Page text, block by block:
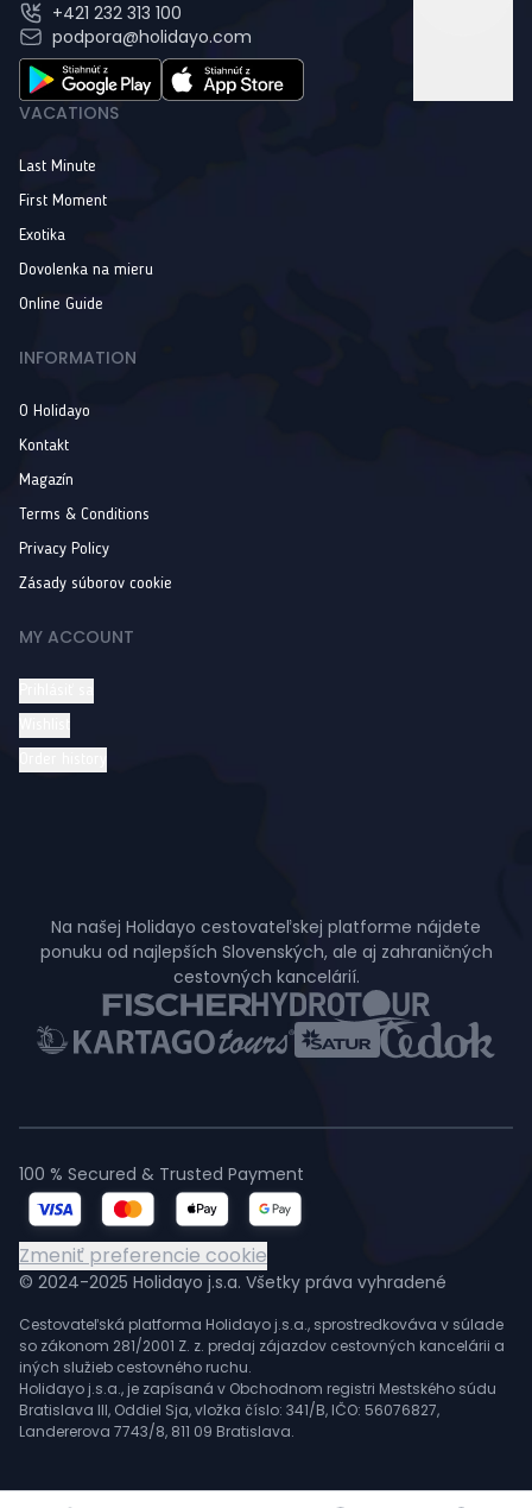
+421 232 313 100
podpora@holidayo.com
VACATIONS
Last Minute
First Moment
Exotika
Dovolenka na mieru
Online Guide
INFORMATION
O Holidayo
Kontakt
Magazín
Terms & Conditions
Privacy Policy
Zásady súborov cookie
MY ACCOUNT
Na našej Holidayo cestovateľskej platforme nájdete
ponuku od najlepších Slovenských, ale aj zahraničných
cestovných kancelárií.
© 2024-2025 Holidayo j.s.a. Všetky práva vyhradené
Cestovateľská platforma Holidayo j.s.a., sprostredkováva v súlade
so zákonom 281/2001 Z. z. predaj zájazdov cestovných kancelárii a
iných služieb cestovného ruchu.
Holidayo j.s.a., je zapísaná v Obchodnom registri Mestského súdu
Bratislava III, Oddiel Sja, vložka číslo: 341/B, IČO: 56076827,
Landererova 7743/8, 811 09 Bratislava.
100 % Secured & Trusted Payment
Zmeniť preferencie cookie